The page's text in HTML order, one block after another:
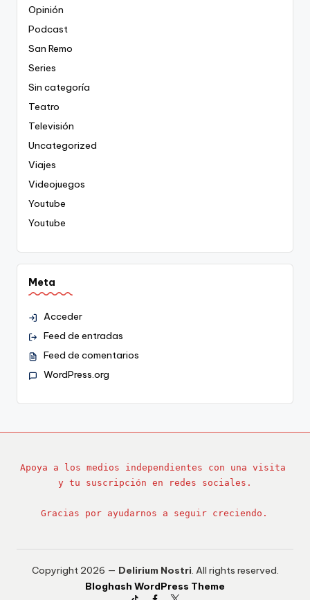
Opinión
Podcast
San Remo
Series
Sin categoría
Teatro
Televisión
Uncategorized
Viajes
Videojuegos
Youtube
Youtube
Meta
Acceder
Feed de entradas
Feed de comentarios
WordPress.org
Apoya a los medios independientes con una visita
y tu suscripción en redes sociales.
Gracias por ayudarnos a seguir creciendo.
Copyright 2026 — Delirium Nostri. All rights reserved.
Bloghash WordPress Theme